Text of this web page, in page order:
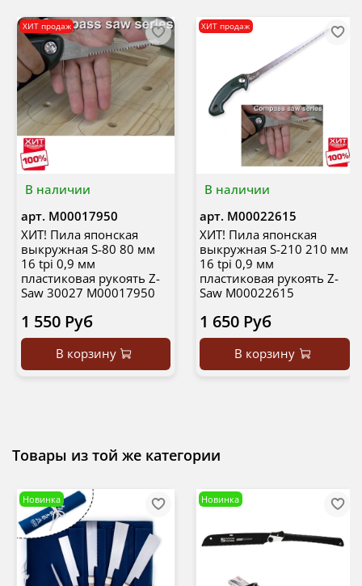
В наличии
ХИТ продаж
арт. М00017950
ХИТ! Пила японская
выкружная S-80 80 мм
16 tpi 0,9 мм
пластиковая рукоять Z-
Saw 30027 М00017950
1 550 Руб
В корзину
В наличии
ХИТ продаж
арт. М00022615
ХИТ! Пила японская
выкружная S-210 210 мм
16 tpi 0,9 мм
пластиковая рукоять Z-
Saw М00022615
1 650 Руб
В корзину
Товары из той же категории
Новинка Новинка